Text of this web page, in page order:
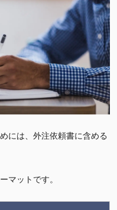
には、外注依頼書に含める
マットです。